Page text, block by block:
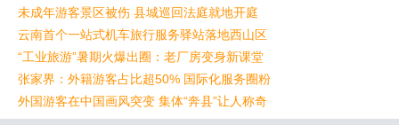
未成年游客景区被伤 县城巡回法庭就地开庭
云南首个一站式机车旅行服务驿站落地西山区
“工业旅游”暑期火爆出圈：老厂房变身新课堂
张家界：外籍游客占比超50% 国际化服务圈粉
外国游客在中国画风突变 集体“奔县”让人称奇